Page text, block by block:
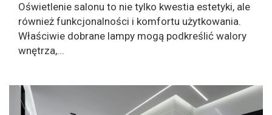
Oświetlenie salonu to nie tylko kwestia estetyki, ale
również funkcjonalności i komfortu użytkowania.
Właściwie dobrane lampy mogą podkreślić walory
wnętrza,...